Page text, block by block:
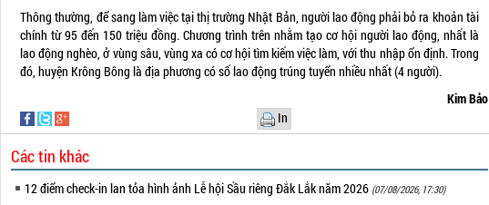
Thông thường, để sang làm việc tại thị trường Nhật Bản, người lao động phải bỏ ra khoản tài
chính từ 95 đến 150 triệu đồng. Chương trình trên nhằm tạo cơ hội người lao động, nhất là
lao động nghèo, ở vùng sâu, vùng xa có cơ hội tìm kiếm việc làm, với thu nhập ổn định. Trong
đó, huyện Krông Bông là địa phương có số lao động trúng tuyển nhiều nhất (4 người).
Kim Bảo
In
Các tin khác
12 điểm check-in lan tỏa hình ảnh Lễ hội Sầu riêng Đắk Lắk năm 2026 (07/08/2026, 17:30)